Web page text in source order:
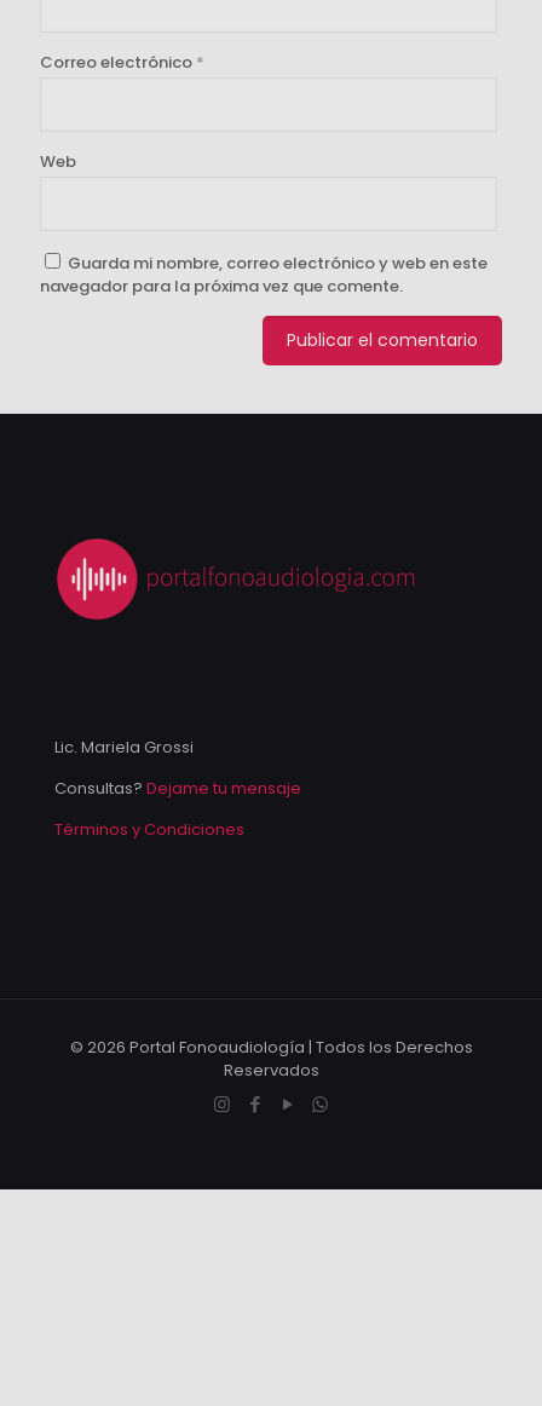
Correo electrónico *
Web
Guarda mi nombre, correo electrónico y web en este
navegador para la próxima vez que comente.
Lic. Mariela Grossi
Consultas? Dejame tu mensaje
Términos y Condiciones
© 2026 Portal Fonoaudiología | Todos los Derechos
Reservados